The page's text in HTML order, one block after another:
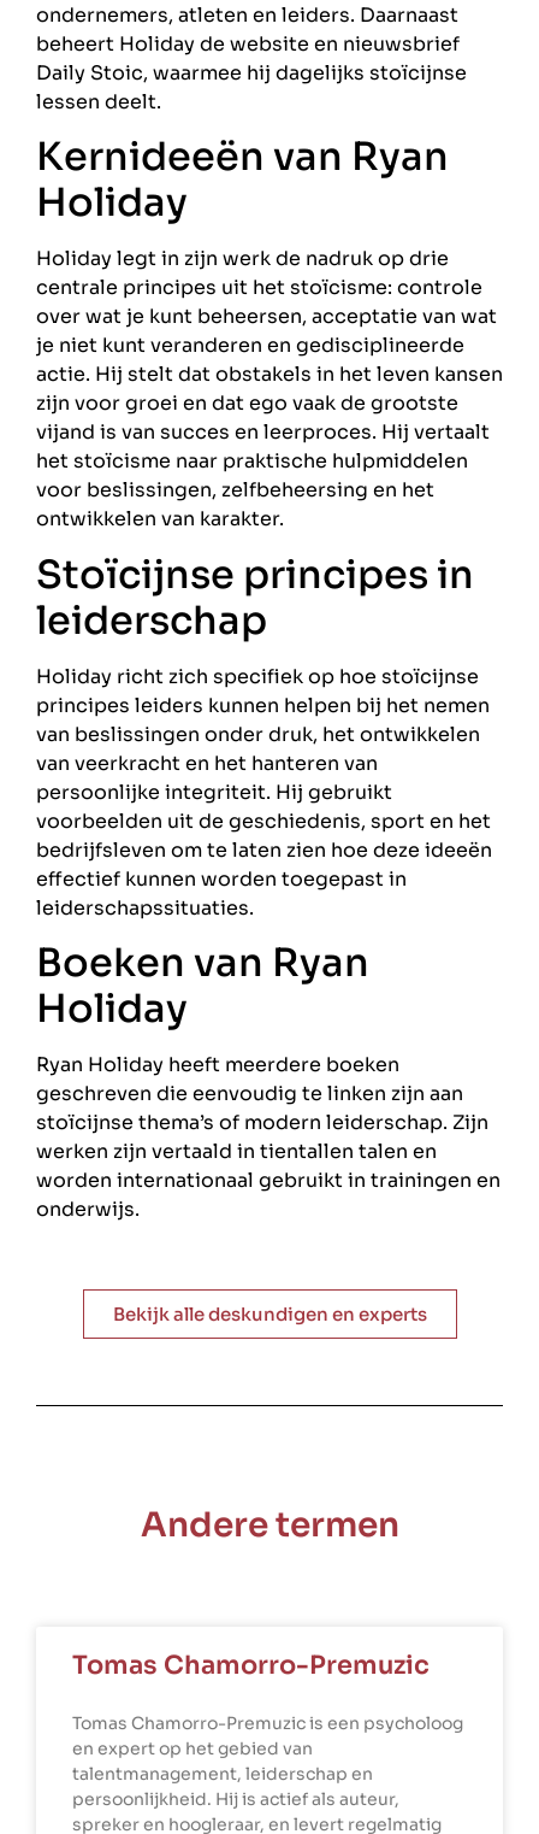
ondernemers, atleten en leiders. Daarnaast
beheert Holiday de website en nieuwsbrief
Daily Stoic, waarmee hij dagelijks stoïcijnse
lessen deelt.
Kernideeën van Ryan
Holiday
Holiday legt in zijn werk de nadruk op drie
centrale principes uit het stoïcisme: controle
over wat je kunt beheersen, acceptatie van wat
je niet kunt veranderen en gedisciplineerde
actie. Hij stelt dat obstakels in het leven kansen
zijn voor groei en dat ego vaak de grootste
vijand is van succes en leerproces. Hij vertaalt
het stoïcisme naar praktische hulpmiddelen
voor beslissingen, zelfbeheersing en het
ontwikkelen van karakter.
Stoïcijnse principes in
leiderschap
Holiday richt zich specifiek op hoe stoïcijnse
principes leiders kunnen helpen bij het nemen
van beslissingen onder druk, het ontwikkelen
van veerkracht en het hanteren van
persoonlijke integriteit. Hij gebruikt
voorbeelden uit de geschiedenis, sport en het
bedrijfsleven om te laten zien hoe deze ideeën
effectief kunnen worden toegepast in
leiderschapssituaties.
Boeken van Ryan
Holiday
Ryan Holiday heeft meerdere boeken
geschreven die eenvoudig te linken zijn aan
stoïcijnse thema’s of modern leiderschap. Zijn
werken zijn vertaald in tientallen talen en
worden internationaal gebruikt in trainingen en
onderwijs.
Bekijk alle deskundigen en experts
Andere termen
Tomas Chamorro-Premuzic
Tomas Chamorro-Premuzic is een psycholoog
en expert op het gebied van
talentmanagement, leiderschap en
persoonlijkheid. Hij is actief als auteur,
spreker en hoogleraar, en levert regelmatig